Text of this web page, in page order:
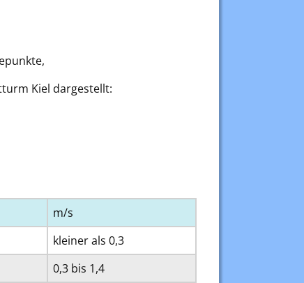
Kiel dargestellt:
m/s
kleiner als 0,3
0,3 bis 1,4